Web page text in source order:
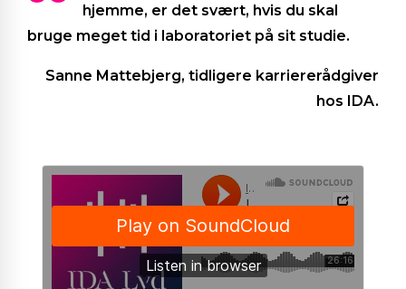
hjemme, er det svært, hvis du skal
bruge meget tid i laboratoriet på sit studie.
Sanne Mattebjerg, tidligere karriererådgiver
hos IDA.